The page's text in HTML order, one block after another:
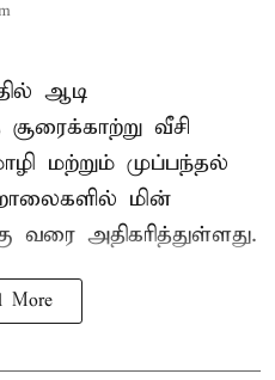
ஆடி
வீசி
மற்றும் முப்பந்தல்
மின்
அதிகரித்துள்ளது.
More